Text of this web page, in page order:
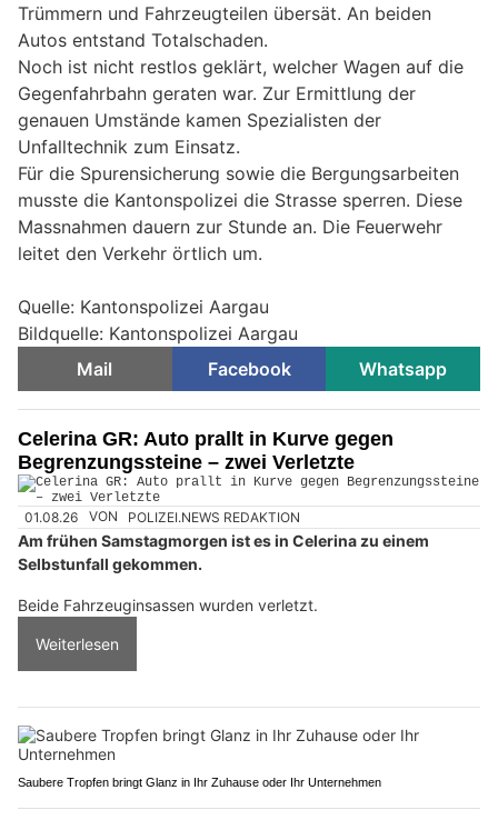
Trümmern und Fahrzeugteilen übersät. An beiden
Autos entstand Totalschaden.
Noch ist nicht restlos geklärt, welcher Wagen auf die
Gegenfahrbahn geraten war. Zur Ermittlung der
genauen Umstände kamen Spezialisten der
Unfalltechnik zum Einsatz.
Für die Spurensicherung sowie die Bergungsarbeiten
musste die Kantonspolizei die Strasse sperren. Diese
Massnahmen dauern zur Stunde an. Die Feuerwehr
leitet den Verkehr örtlich um.
Quelle: Kantonspolizei Aargau
Bildquelle: Kantonspolizei Aargau
Mail
Facebook Whatsapp
Celerina GR: Auto prallt in Kurve gegen
Begrenzungssteine – zwei Verletzte
01.08.26 VON POLIZEI.NEWS REDAKTION
Am frühen Samstagmorgen ist es in Celerina zu einem
Selbstunfall gekommen.
Beide Fahrzeuginsassen wurden verletzt.
Weiterlesen
Saubere Tropfen bringt Glanz in Ihr Zuhause oder Ihr Unternehmen